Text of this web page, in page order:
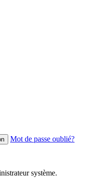
Mot de passe oublié?
système.